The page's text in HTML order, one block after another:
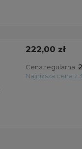
222,00 zł
Cena regularna:
Najniższa cena